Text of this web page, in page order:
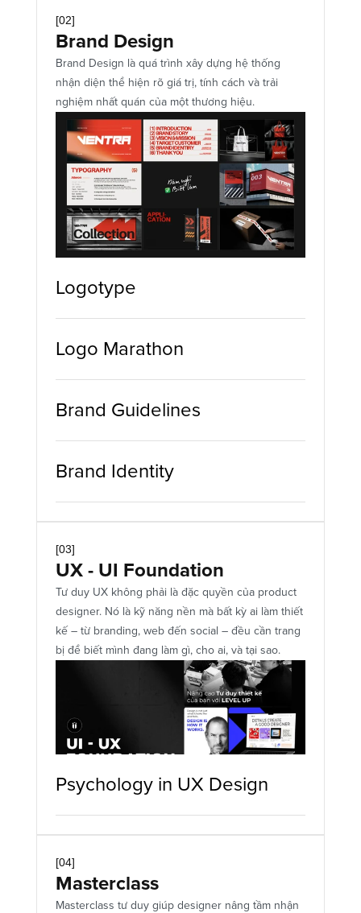
[02]
Brand Design
Brand Design là quá trình xây dựng hệ thống
nhận diện thể hiện rõ giá trị, tính cách và trải
nghiệm nhất quán của một thương hiệu.
Logotype
Logo Marathon
Brand Guidelines
Brand Identity
[03]
UX - UI Foundation
Tư duy UX không phải là đặc quyền của product
designer. Nó là kỹ năng nền mà bất kỳ ai làm thiết
kế – từ branding, web đến social – đều cần trang
bị để biết mình đang làm gì, cho ai, và tại sao.
Psychology in UX Design
[04]
Masterclass
Masterclass tư duy giúp designer nâng tầm nhận